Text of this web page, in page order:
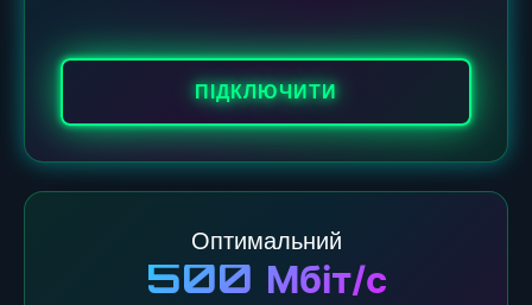
ПІДКЛЮЧИТИ
Оптимальний
500 Мбіт/с